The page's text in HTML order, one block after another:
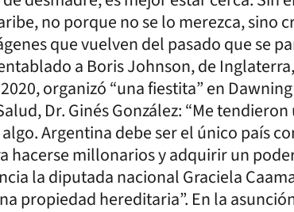
no porque no se lo merezca, sino
que vuelven del pasado que se
a Boris Johnson, de
organizó “una fiestita” en
Dr. Ginés González: “Me tendieron
Argentina debe ser el único país
hacerse millonarios y adquirir un
la diputada nacional Graciela
propiedad hereditaria”. En la